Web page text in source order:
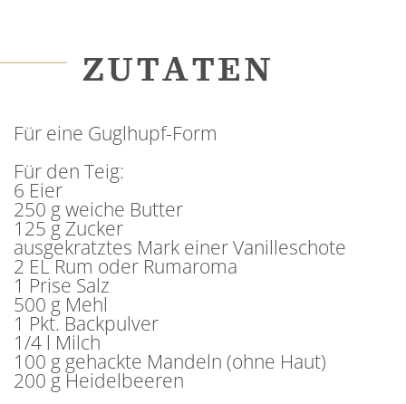
ZUTATEN
Für eine Guglhupf-Form
Für den Teig:
6 Eier
250 g weiche Butter
125 g Zucker
ausgekratztes Mark einer Vanilleschote
2 EL Rum oder Rumaroma
1 Prise Salz
500 g Mehl
1 Pkt. Backpulver
1/4 l Milch
100 g gehackte Mandeln (ohne Haut)
200 g Heidelbeeren